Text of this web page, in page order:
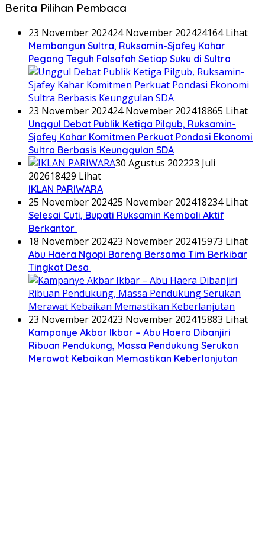
Berita Pilihan Pembaca
23 November 202424 November 202424164 Lihat
Membangun Sultra, Ruksamin-Sjafey Kahar
Pegang Teguh Falsafah Setiap Suku di Sultra
23 November 202424 November 202418865 Lihat
Unggul Debat Publik Ketiga Pilgub, Ruksamin-
Sjafey Kahar Komitmen Perkuat Pondasi Ekonomi
Sultra Berbasis Keunggulan SDA
30 Agustus 202223 Juli
202618429 Lihat
IKLAN PARIWARA
25 November 202425 November 202418234 Lihat
Selesai Cuti, Bupati Ruksamin Kembali Aktif
Berkantor
18 November 202423 November 202415973 Lihat
Abu Haera Ngopi Bareng Bersama Tim Berkibar
Tingkat Desa
23 November 202423 November 202415883 Lihat
Kampanye Akbar Ikbar – Abu Haera Dibanjiri
Ribuan Pendukung, Massa Pendukung Serukan
Merawat Kebaikan Memastikan Keberlanjutan